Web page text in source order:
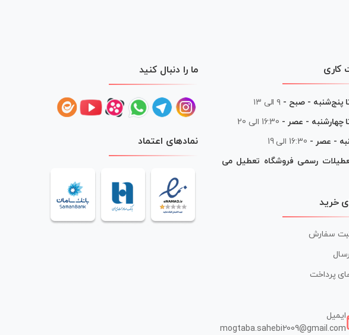
کاری
پنج‌شنبه - صبح - ۹ الی ۱۳
چهارشنبه - عصر - 16:30 الی 20
- عصر - 16:30 الی 19
رسمی فروشگاه تعطیل می
خرید
سفارش
پرداخت
ما را دنبال کنید
نمادهای اعتماد
ایمیل
mogtaba.sahebi2009@gmail.com